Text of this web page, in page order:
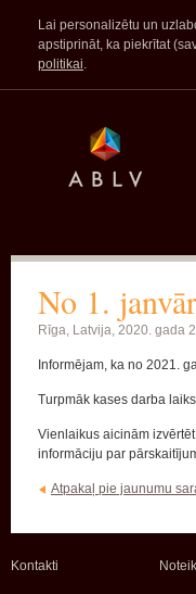
Lai personalizētu un
apstiprināt, ka piekrītat
politikai.
No 1.
Rīga, Latvija, 2020. gada
Informējam, ka no 2021.
Turpmāk kases darba
Vienlaikus aicinām
informāciju par
Atpakaļ pie jaunumu
Kontakti